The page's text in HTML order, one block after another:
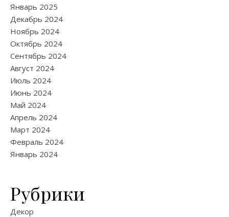
Январь 2025
Декабрь 2024
Ноябрь 2024
Октябрь 2024
Сентябрь 2024
Август 2024
Июль 2024
Июнь 2024
Май 2024
Апрель 2024
Март 2024
Февраль 2024
Январь 2024
Рубрики
Декор